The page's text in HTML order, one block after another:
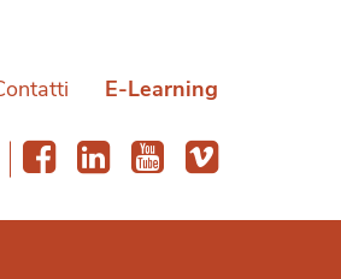
E-Learning